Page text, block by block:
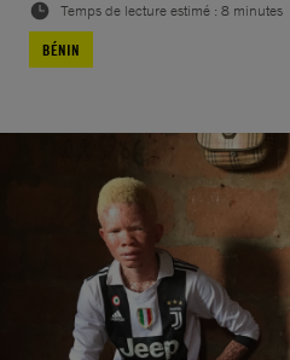
Temps de lecture estimé : 8 minutes
BÉNIN